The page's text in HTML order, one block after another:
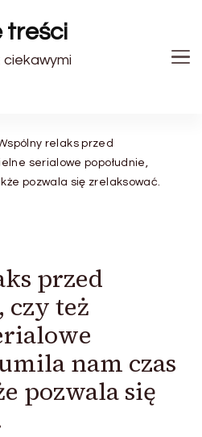
treści
ciekawymi
relaks przed
serialowe popołudnie,
pozwala się zrelaksować.
przed
też
nam czas
pozwala się